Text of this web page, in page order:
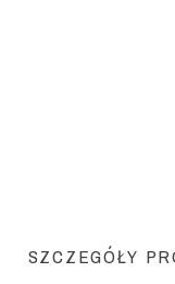
SZCZEGÓŁY